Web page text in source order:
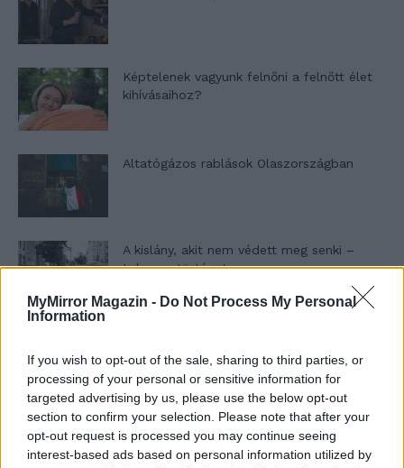
MyMirror Magazin - Do Not Process My Personal
Information
If you wish to opt-out of the sale, sharing to third parties, or
processing of your personal or sensitive information for
targeted advertising by us, please use the below opt-out
section to confirm your selection. Please note that after your
opt-out request is processed you may continue seeing
interest-based ads based on personal information utilized by
Képtelenek vagyunk felnőni a felnőtt élet
kihívásaihoz?
Altatógázos rablások Olaszországban
A kislány, akit nem védett meg senki –
Lyhanna története
rész
T. szereti a fiatal lányokat 13. rész